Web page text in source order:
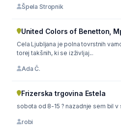
Špela Stropnik
United Colors of Benetton,
Cela Ljubljana je polna tovrstnih
torej takšnih, ki se izživljaj...
Ada Č.
Frizerska trgovina Estela
sobota od 8-15 ? nazadnje sem bil
robi